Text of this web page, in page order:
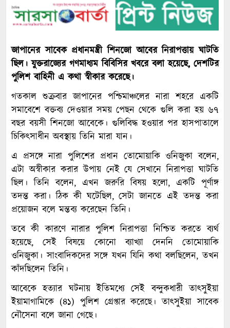
জাপানের সাবেক প্রধানমন্ত্রী শিনজো আবের নিরাপত্তায় ঘাটতি
ছিল। যুক্তরাজ্যের গণমাধ্যম বিবিসির খবরে বলা হয়েছে, দেশটির
পুলিশ বাহিনী এ কথা স্বীকার করেছে।
গতকাল শুক্রবার জাপানের পশ্চিমাঞ্চলের নারা শহরে একটি
সমাবেশে বক্তব্য দেওয়ার সময় পেছন থেকে গুলি করা হয় ৬৭
বছর বয়সী শিনজো আবেকে। গুলিবিদ্ধ হওয়ার পর হাসপাতালে
চিকিৎসাধীন অবস্থায় তিনি মারা যান।
এ প্রসঙ্গে নারা পুলিশের প্রধান তোমোয়াকি ওনিজুকা বলেন,
এটা অস্বীকার করার উপায় নেই যে সেখানে নিরাপত্তা ঘাটতি
ছিল। তিনি বলেন, এখন জরুরি বিষয় হলো, একটি পূর্ণাঙ্গ
তদন্ত করা। ঠিক কী ঘটেছিল, সেটা জানতে এই তদন্ত করা
প্রয়োজন বলে মন্তব্য করেছেন তিনি।
তবে কী কারণে নারার পুলিশ নিরাপত্তা নিশ্চিত করতে ব্যর্থ
হয়েছে, সেই বিষয়ে কোনো ব্যাখ্যা দেননি তোমোয়াকি
ওনিজুকা। সাংবাদিকদের সঙ্গে যখন যিনি কথা বলছিলেন, তখন
কাঁদছিলেন তিনি।
আবেকে হত্যার ঘটনায় ইতিমধ্যে সেই বন্দুকধারী তাৎসুইয়া
ইয়ামাগামিকে (৪১) পুলিশ গ্রেপ্তার করেছে। তাৎসুইয়া সাবেক
নৌসেনা বলে জানা গেছে।